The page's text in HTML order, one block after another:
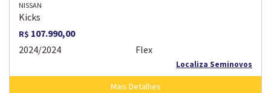
NISSAN
Kicks
R$ 107.990,00
2024/2024
Flex
Localiza Seminovos
Mais Detalhes